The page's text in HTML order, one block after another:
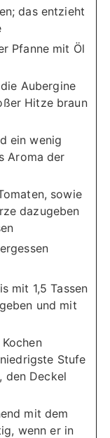
das entzieht
Pfanne mit Öl
Aubergine
Hitze braun
ein wenig
Aroma der
sowie
dazugeben
mit 1,5 Tassen
und mit
Stufe
den Deckel
mit dem
wenn er in